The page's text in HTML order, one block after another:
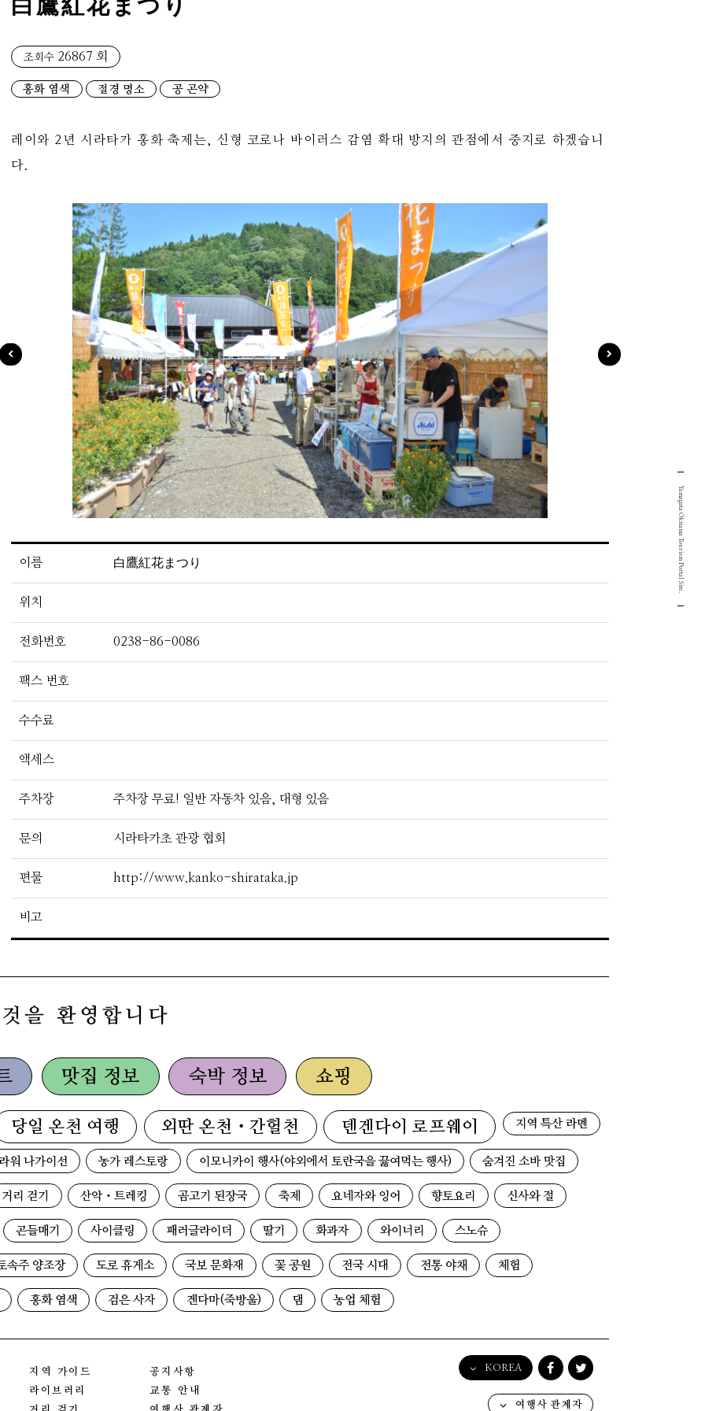
白鷹紅花まつり
조회수 26867 회
홍화 염색 절경 명소 공 곤약
레이와 2년 시라타카 홍화 축제는, 신형 코로나 바이러스 감염 확대 방지의 관점에서 중지로 하겠습니
다.
이름 白鷹紅花まつり
위치
전화번호 0238-86-0086
팩스 번호
수수료
액세스
주차장 주차장 무료! 일반 자동차 있음, 대형 있음
문의 시라타카초 관광 협회
편물 http://www.kanko-shirataka.jp
비고
을 환영합니다
맛집 정보 숙박 정보 쇼핑
당일 온천 여행 외딴 온천・간헐천 덴겐다이 로프웨이 지역 특산 라멘
워 나가이선 농가 레스토랑 이모니카이 행사(야외에서 토란국을 끓여먹는 행사) 숨겨진 소바 맛집
거리 걷기 산악・트레킹 곰고기 된장국 축제 요네자와 잉어 향토요리 신사와 절
곤들매기 사이클링 패러글라이더 딸기 화과자 와이너리 스노슈
속주 양조장 도로 휴게소 국보 문화재 꽃 공원 전국 시대 전통 야채 체험
홍화 염색 검은 사자 겐다마(죽방울) 댐 농업 체험
지역 가이드
라이브러리
공지사항
교통 안내
KOREA
English
여행사 관계자
Yamagata Okitama Tourism Portal Site.